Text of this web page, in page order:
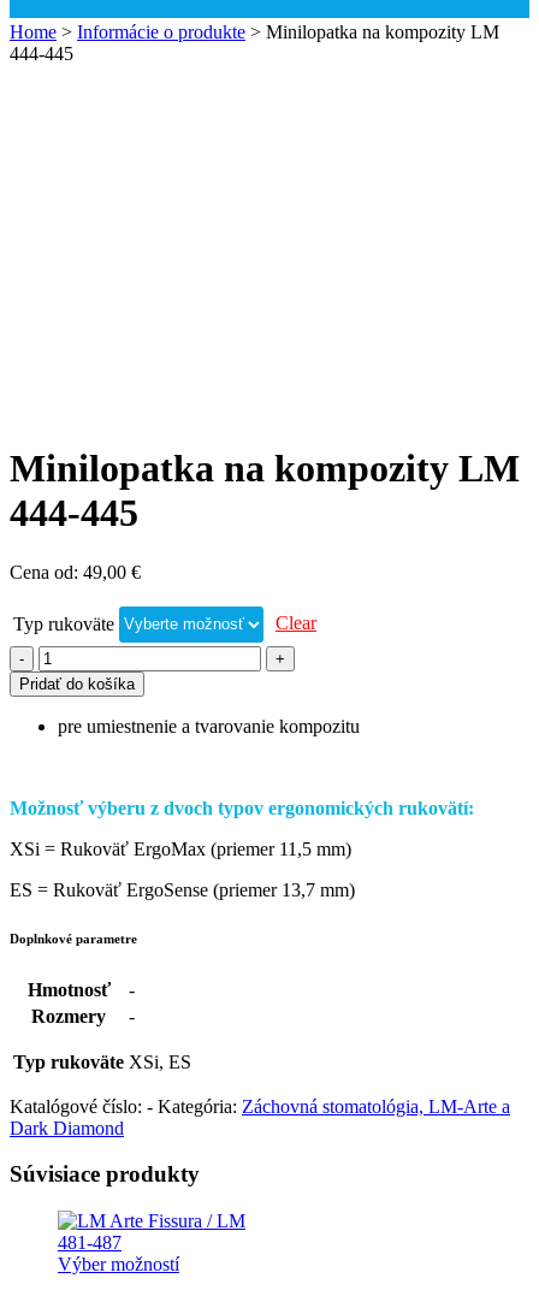
Home > Informácie o produkte > Minilopatka na kompozity LM
444-445
Minilopatka na kompozity LM
444-445
Cena od: 49,00 €
Typ rukoväte Clear
Pridať do košíka
pre umiestnenie a tvarovanie kompozitu
Možnosť výberu z dvoch typov ergonomických rukovätí:
XSi = Rukoväť ErgoMax (priemer 11,5 mm)
ES = Rukoväť ErgoSense (priemer 13,7 mm)
Doplnkové parametre
Hmotnosť
-
Rozmery
-
Typ rukoväte XSi, ES
Katalógové číslo: - Kategória: Záchovná stomatológia, LM-Arte a
Dark Diamond
Súvisiace produkty
Výber možností